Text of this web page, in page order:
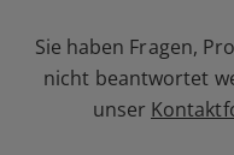
Sie haben Fragen,
nicht beantwortet
unser